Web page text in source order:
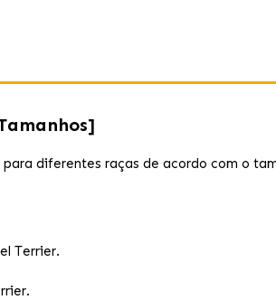
diferentes raças de acordo com o
Terrier.